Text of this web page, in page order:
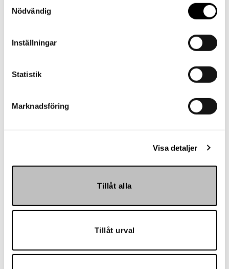
Nödvändig
Inställningar
Statistik
Marknadsföring
Visa detaljer
Tillåt alla
Tillåt urval
Vår kundtjänst är tillgänglig Mån – Fre: 07:30 –
Landskrona BoIS